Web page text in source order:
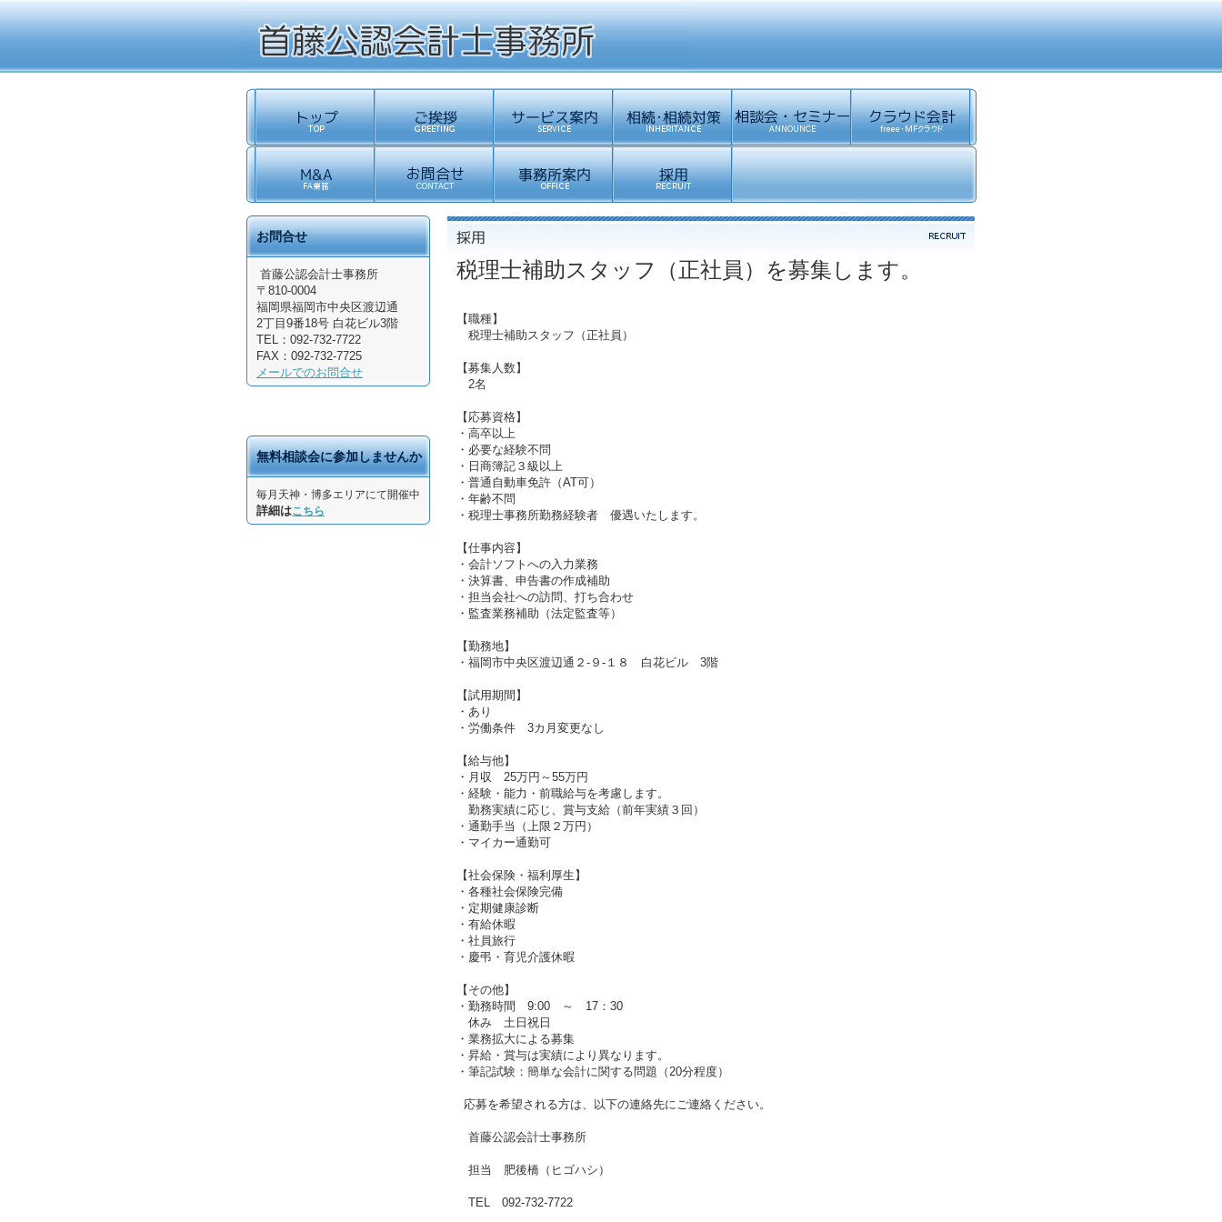
税理士補助スタッフ（正社員）を募集します。
【職種】
税理士補助スタッフ（正社員）
【募集人数】
2名
【応募資格】
・高卒以上
・必要な経験不問
・日商簿記３級以上
・普通自動車免許（AT可）
・年齢不問
・税理士事務所勤務経験者 優遇いたします。
【仕事内容】
・会計ソフトへの入力業務
・決算書、申告書の作成補助
・担当会社への訪問、打ち合わせ
・監査業務補助（法定監査等）
【勤務地】
・福岡市中央区渡辺通２-９-１８ 白花ビル 3階
【試用期間】
・あり
・労働条件 3カ月変更なし
【給与他】
・月収 25万円～55万円
・経験・能力・前職給与を考慮します。
勤務実績に応じ、賞与支給（前年実績３回）
・通勤手当（上限２万円）
・マイカー通勤可
【社会保険・福利厚生】
・各種社会保険完備
・定期健康診断
・有給休暇
・社員旅行
・慶弔・育児介護休暇
【その他】
・勤務時間 9:00 ～ 17：30
休み 土日祝日
・業務拡大による募集
・昇給・賞与は実績により異なります。
・筆記試験：簡単な会計に関する問題（20分程度）
応募を希望される方は、以下の連絡先にご連絡ください。
首藤公認会計士事務所
担当 肥後橋（ヒゴハシ）
TEL 092-732-7722
お問合せ
首藤公認会計士事務所
〒810-0004
福岡県福岡市中央区渡辺通
2丁目9番18号 白花ビル3階
TEL： 092-732-7722
FAX： 092-732-7725
メールでのお問合せ
無料相談会に参加しませんか
毎月天神・博多エリアにて開催中
詳細はこちら